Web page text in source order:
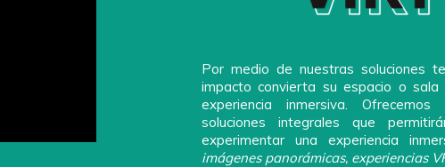
Por medio de nuestras soluciones
impacto convierta su espacio o
experiencia inmersiva.
soluciones integrales que
experimentar una experiencia
imágenes panorámicas, experiencias